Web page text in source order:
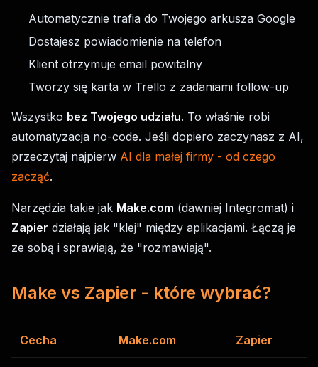
Automatycznie trafia do Twojego arkusza Google
Dostajesz powiadomienie na telefon
Klient otrzymuje email powitalny
Tworzy się karta w Trello z zadaniami follow-up
Wszystko bez Twojego udziału. To właśnie robi
automatyzacja no-code. Jeśli dopiero zaczynasz z AI,
przeczytaj najpierw AI dla małej firmy - od czego
zacząć.
Narzędzia takie jak Make.com (dawniej Integromat) i
Zapier działają jak "klej" między aplikacjami. Łączą je
ze sobą i sprawiają, że "rozmawiają".
Make vs Zapier - które wybrać?
Cecha Make.com Zapier